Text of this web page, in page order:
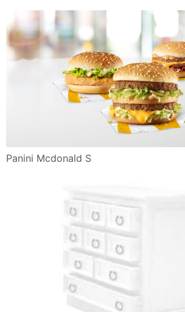
Panini Mcdonald S